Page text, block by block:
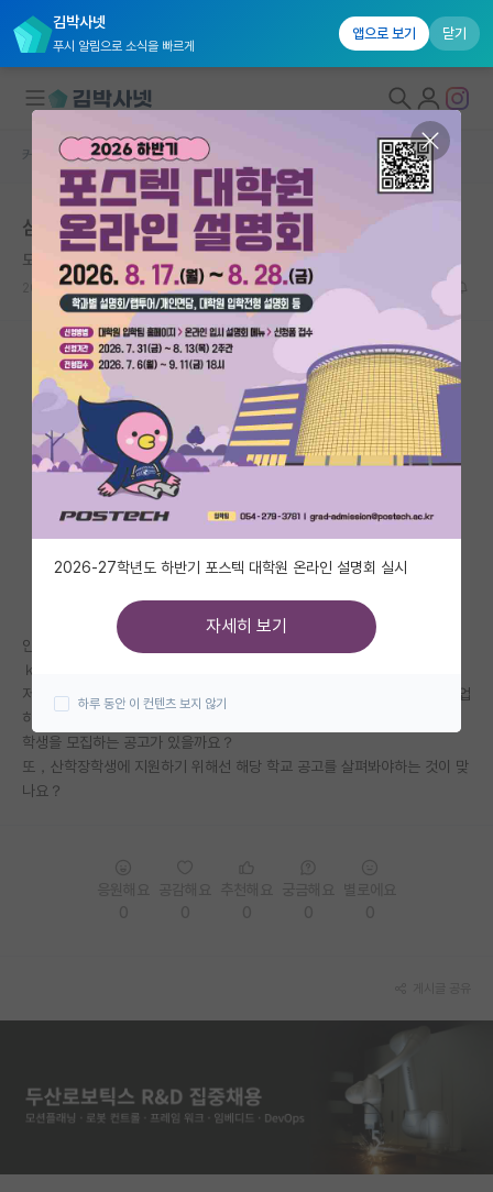
김박사넷
푸시 알림으로 소식을 빠르게
앱으로 보기 닫기
대학원생 모집
국내대학원 정보
연구실&오픈랩
커뮤니티
커뮤니티 홈
전체글보기
베스트 게시판
IF 명예의전당
자유 게시판(아무개랩)
미국 유학 게시판
미국 대학원 합격 후기 게시판
대학원 합격 후기 게시판
연구실(PI) 홍보 게시판
석박사 채용 정보 게시판
PI 전용 게시판
특수/전문대학원 게시판
커뮤니티 홈 취업 게시판
삼전 산학장학생 （그 외 회사）
도도한 칼 세이건
2026.03.20 0 2595
안녕하세요
ｋ대 화학생명공학과에 다니고 있는 석사과정 대학원생입니다．
저는 취업을 목적으로 하고 있어서 알아보니 선배님들 중에 삼성전자에 취업
하신 분들이 꽤 있는데，고려대학교 화학생명공학과에도 삼성전자 산학장
학생을 모집하는 공고가 있을까요？
또，산학장학생에 지원하기 위해선 해당 학교 공고를 살펴봐야하는 것이 맞
나요？
2026-27학년도 하반기 포스텍 대학원 온라인 설명회 실시
자세히 보기
하루 동안 이 컨텐츠 보지 않기